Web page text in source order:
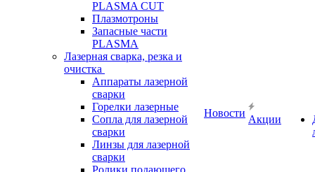
PLASMA CUT
Плазмотроны
Запасные части
PLASMA
Лазерная сварка, резка и
очистка
Аппараты лазерной
сварки
Горелки лазерные
Сопла для лазерной
сварки
Линзы для лазерной
сварки
Ролики подающего
Новости
Акции